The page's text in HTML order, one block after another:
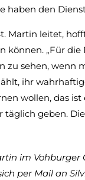
haben den
Martin leitet,
„Für
zu sehen,
ihr
wollen, das
täglich geben.
im Vohburger
per Mail an